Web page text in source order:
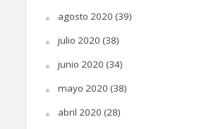
agosto 2020 (39)
julio 2020 (38)
junio 2020 (34)
mayo 2020 (38)
abril 2020 (28)